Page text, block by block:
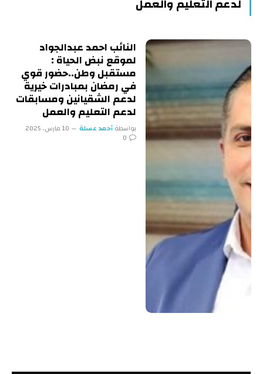
لدعم التعليم والعمل
النائب احمد عبدالجواد
لموقع نبض الحياة :
مستقبل وطن..حضور قوي
في رمضان بمبادرات خيرية
لدعم الشقيانين ومسابقات
لدعم التعليم والعمل
بواسطة أحمد عسلة
10 مارس، 2025
0